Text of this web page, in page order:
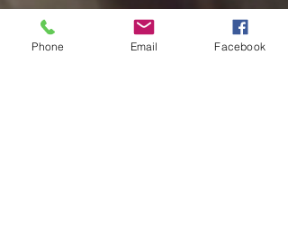
Phone Email Facebook